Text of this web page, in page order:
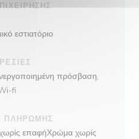
εστιατόριο
πρόσβαση,
fi
ΠΛΗΡΩΜΉΣ
επαφήΧρώμα χωρίς